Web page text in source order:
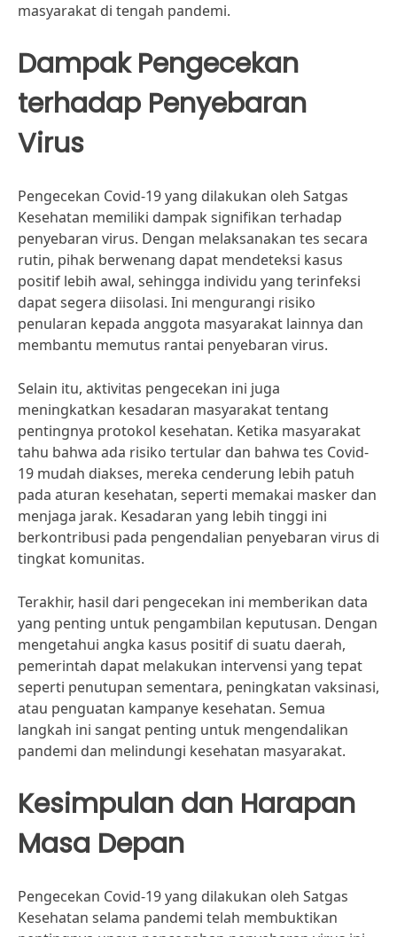
masyarakat di tengah pandemi.
Dampak Pengecekan
terhadap Penyebaran
Virus
Pengecekan Covid-19 yang dilakukan oleh Satgas
Kesehatan memiliki dampak signifikan terhadap
penyebaran virus. Dengan melaksanakan tes secara
rutin, pihak berwenang dapat mendeteksi kasus
positif lebih awal, sehingga individu yang terinfeksi
dapat segera diisolasi. Ini mengurangi risiko
penularan kepada anggota masyarakat lainnya dan
membantu memutus rantai penyebaran virus.
Selain itu, aktivitas pengecekan ini juga
meningkatkan kesadaran masyarakat tentang
pentingnya protokol kesehatan. Ketika masyarakat
tahu bahwa ada risiko tertular dan bahwa tes Covid-
19 mudah diakses, mereka cenderung lebih patuh
pada aturan kesehatan, seperti memakai masker dan
menjaga jarak. Kesadaran yang lebih tinggi ini
berkontribusi pada pengendalian penyebaran virus di
tingkat komunitas.
Terakhir, hasil dari pengecekan ini memberikan data
yang penting untuk pengambilan keputusan. Dengan
mengetahui angka kasus positif di suatu daerah,
pemerintah dapat melakukan intervensi yang tepat
seperti penutupan sementara, peningkatan vaksinasi,
atau penguatan kampanye kesehatan. Semua
langkah ini sangat penting untuk mengendalikan
pandemi dan melindungi kesehatan masyarakat.
Kesimpulan dan Harapan
Masa Depan
Pengecekan Covid-19 yang dilakukan oleh Satgas
Kesehatan selama pandemi telah membuktikan